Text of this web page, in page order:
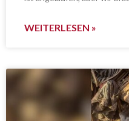
WEITERLESEN »